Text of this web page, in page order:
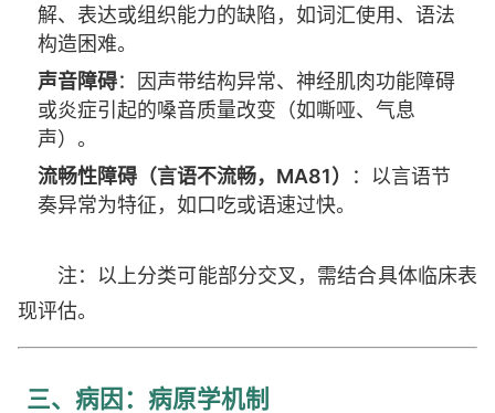
解、表达或组织能力的缺陷，如词汇使用、语法
构造困难。
声音障碍：因声带结构异常、神经肌肉功能障碍
或炎症引起的嗓音质量改变（如嘶哑、气息
声）。
流畅性障碍（言语不流畅，MA81）
：以言语节
奏异常为特征，如口吃或语速过快。
注：以上分类可能部分交叉，需结合具体临床表
现评估。
三、病因：病原学机制